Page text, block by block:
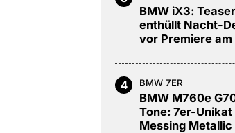
BMW iX3:
enthüllt Nacht-
vor Premiere am
4 BMW 7ER
BMW M760e
Tone: 7er-Unikat
Messing Metallic